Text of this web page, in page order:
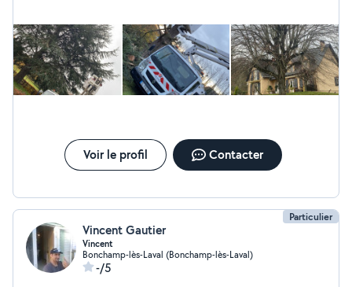
Voir le profil Contacter
Particulier
Vincent Gautier
Vincent
Bonchamp-lès-Laval (Bonchamp-lès-Laval)
-/5